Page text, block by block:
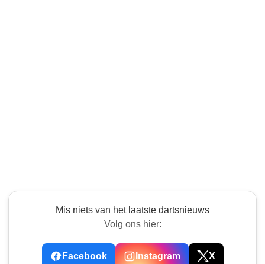
Mis niets van het laatste dartsnieuws
Volg ons hier:
Facebook Instagram X